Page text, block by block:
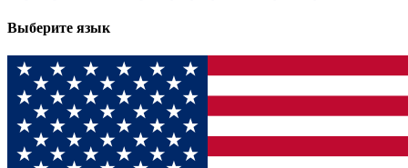
Выберите язык